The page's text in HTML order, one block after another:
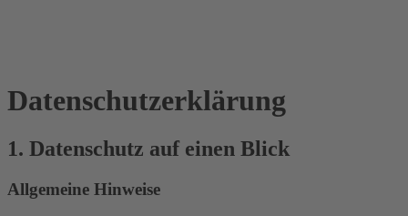
Datenschutz­erklärung
1. Datenschutz auf einen Blick
Allgemeine Hinweise